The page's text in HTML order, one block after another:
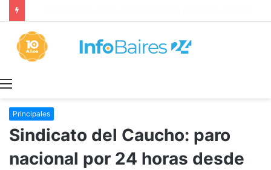
Principales
Sindicato del Caucho: paro
nacional por 24 horas desde